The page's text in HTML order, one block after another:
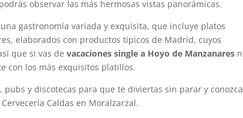
observar las más hermosas vistas panorámicas.
gastronomía variada y exquisita, que incluye platos
elaborados con productos típicos de Madrid, cuyos
que si vas devacaciones single a Hoyo de Manzanares
con los más exquisitos platillos.
y discotecas para que te diviertas sin parar y
Caldas en Moralzarzal.